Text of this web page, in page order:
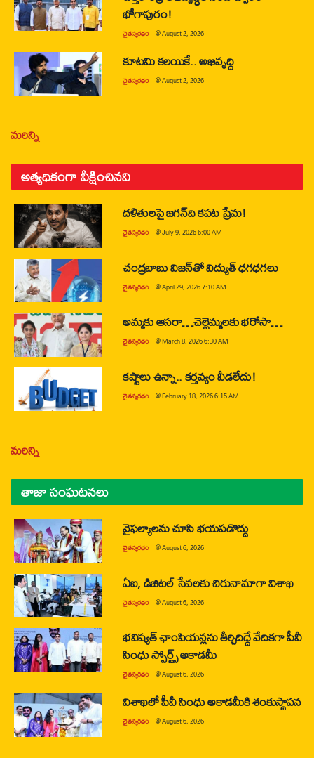
భోగాపురం!
చైతన్యరధం @August 2, 2026
కూటమి కలయికే.. అభివృద్ధి
చైతన్యరధం @August 2, 2026
మరిన్ని
అత్యధికంగా వీక్షించినవి
దళితులపై జగన్‌ది కపట ప్రేమ!
చైతన్యరధం @July 9, 2026 6:00 AM
చంద్రబాబు విజన్‌తో విద్యుత్ ధగధగలు
చైతన్యరధం @April 29, 2026 7:10 AM
అమ్మకు ఆసరా…చెల్లెమ్మలకు భరోసా…
చైతన్యరధం @March 8, 2026 6:30 AM
కష్టాలు ఉన్నా.. కర్తవ్యం వీడలేదు!
చైతన్యరధం @February 18, 2026 6:15 AM
మరిన్ని
తాజా సంఘటనలు
వైఫల్యాలను చూసి భయపడొద్దు
చైతన్యరధం @August 6, 2026
ఏఐ, డిజిటల్ సేవలకు చిరునామాగా విశాఖ
చైతన్యరధం @August 6, 2026
భవిష్యత్ ఛాంపియన్లను తీర్చిదిద్దే వేదికగా పీవీ
సింధు స్పోర్ట్స్ అకాడమీ
చైతన్యరధం @August 6, 2026
విశాఖలో పీవీ సింధు అకాడమీకి శంకుస్థాపన
చైతన్యరధం @August 6, 2026